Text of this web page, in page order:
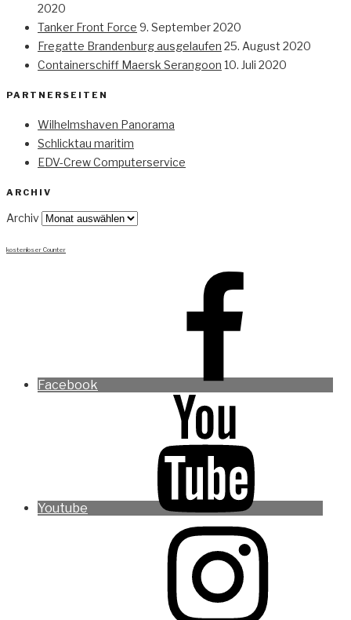
2020
Tanker Front Force 9. September 2020
Fregatte Brandenburg ausgelaufen 25. August 2020
Containerschiff Maersk Serangoon 10. Juli 2020
PARTNERSEITEN
Wilhelmshaven Panorama
Schlicktau maritim
EDV-Crew Computerservice
ARCHIV
Archiv
kostenloser Counter
Facebook
Youtube